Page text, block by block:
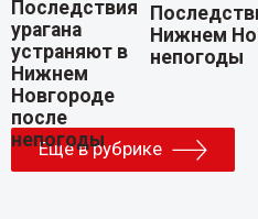
Нижнем
непогоды
Еще в рубрике